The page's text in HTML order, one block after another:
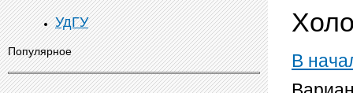
УдГУ
Популярное
В